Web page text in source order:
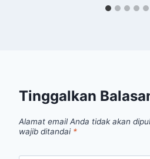
Tinggalkan
Alamat email Anda tidak akan
wajib ditandai *